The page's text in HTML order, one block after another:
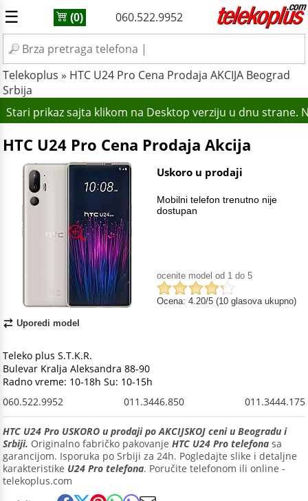
☰ (0) 060.522.9952
Telekoplus » HTC U24 Pro Cena Prodaja AKCIJA Beograd
Srbija
Stari prikaz sajta klikom na Desktop verziju u dnu strane.
HTC U24 Pro Cena Prodaja Akcija
Uporedi model
Uskoro u prodaji
Mobilni telefon trenutno nije
dostupan
ocenite model od 1 do 5
Ocena: 4.20/5 (10 glasova ukupno)
Teleko plus S.T.K.R.
Bulevar Kralja Aleksandra 88-90
Radno vreme: 10-18h Su: 10-15h
060.522.9952
011.3446.850 011.3444.175
HTC U24 Pro USKORO u prodaji po AKCIJSKOJ ceni u Beogradu i
Srbiji. Originalno fabričko pakovanje HTC U24 Pro telefona sa
garancijom. Isporuka po Srbiji za 24h. Pogledajte slike i detaljne
karakteristike U24 Pro telefona. Poručite telefonom ili online -
telekoplus.com